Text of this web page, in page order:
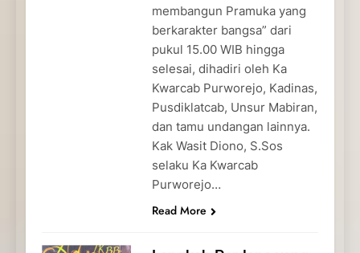
membangun Pramuka yang
berkarakter bangsa” dari
pukul 15.00 WIB hingga
selesai, dihadiri oleh Ka
Kwarcab Purworejo, Kadinas,
Pusdiklatcab, Unsur Mabiran,
dan tamu undangan lainnya.
Kak Wasit Diono, S.Sos
selaku Ka Kwarcab
Purworejo…
Read More